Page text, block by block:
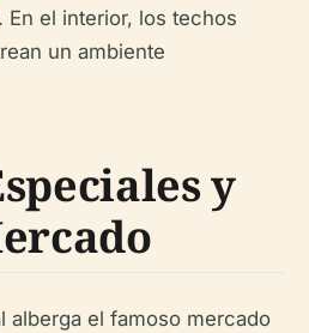
En el interior, los techos
un ambiente
y
alberga el famoso mercado